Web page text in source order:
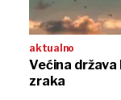
aktualno
Većina država
zraka